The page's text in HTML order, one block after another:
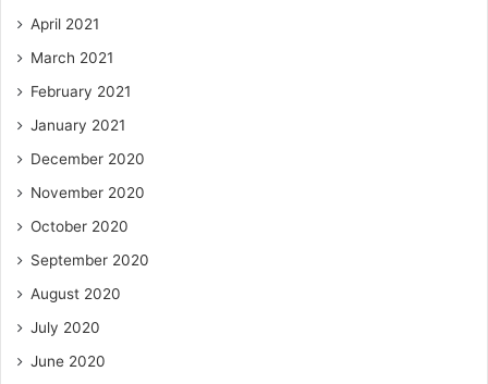
April 2021
March 2021
February 2021
January 2021
December 2020
November 2020
October 2020
September 2020
August 2020
July 2020
June 2020